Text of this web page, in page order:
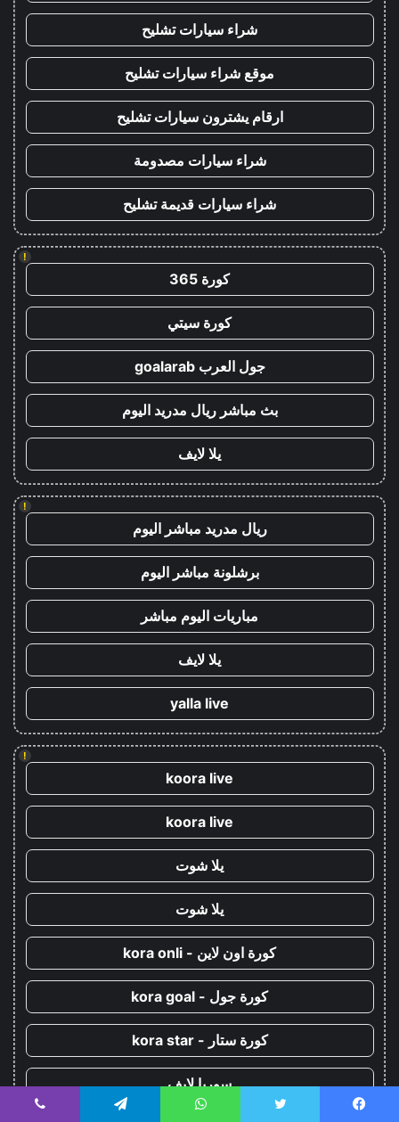
شراء سيارات تشليح
موقع شراء سيارات تشليح
ارقام يشترون سيارات تشليح
شراء سيارات مصدومة
شراء سيارات قديمة تشليح
!
كورة 365
كورة سيتي
جول العرب goalarab
بث مباشر ريال مدريد اليوم
يلا لايف
!
ريال مدريد مباشر اليوم
برشلونة مباشر اليوم
مباريات اليوم مباشر
يلا لايف
yalla live
!
koora live
koora live
يلا شوت
يلا شوت
كورة اون لاين - kora onli
كورة جول - kora goal
كورة ستار - kora star
سوريا لايف